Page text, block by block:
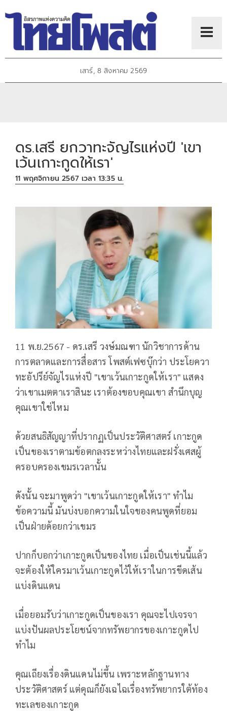
เสาร์, 8 สิงหาคม 2569
ดร.เสรี ยกวาทะจัญไรแห่งปี 'เขา
เว้นเกาะกูดให้เรา'
11 พฤศจิกายน 2567 เวลา 13:35 น.
11 พ.ย.2567 - ดร.เสรี วงษ์มณฑา นักวิชาการด้าน
การตลาดและการสื่อสาร โพสต์เฟซบุ๊กว่า ประโยควา
ทะอัปรีย์จัญไรแห่งปี "เขาเว้นเกาะกูดให้เรา" แสดง
ว่าเขาเมตตาเราสินะ เราต้องขอบคุณเขา สำนึกบุญ
คุณเขาใช่ไหม
ด้วยสนธิสัญญาที่ปรากฏเป็นประวัติศาสตร์ เกาะกูด
เป็นของเราตามข้อตกลงระหว่างไทยและฝรั่งเศสผู้
ครอบครองเขมรเวลานั้น
ดังนั้น จะมาพูดว่า "เขาเว้นเกาะกูดให้เรา" ทำไม
ข้อความนี้ มันบ่งบอกความในใจของคนพูดที่ยอม
เป็นฝ่ายด้อยกว่าเขมร
ปากก็บอกว่าเกาะกูดเป็นของไทย เมื่อเป็นเช่นนี้แล้ว
จะต้องให้ใครมาเว้นเกาะกูดไว้ให้เราในการขีดเส้น
แบ่งดินแดน
เมื่อยอมรับว่าเกาะกูดเป็นของเรา คุณจะไปเจรจา
แบ่งปันผลประโยชน์จากทรัพยากรของเกาะกูดไป
ทำไม
คุณเถียงเรื่องดินแดนไม่ขึ้น เพราะหลักฐานทาง
ประวัติศาสตร์ แต่คุณก็ยังเฉไฉเรื่องทรัพยากรใต้ท้อง
ทะเลของเกาะกูด